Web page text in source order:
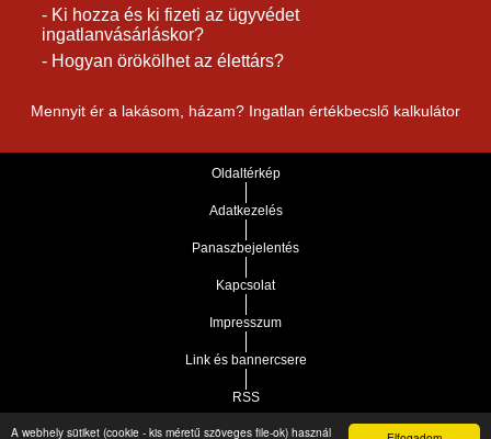
A webhely sütiket (cookie - kis méretű szöveges file-ok) használ
- Ki hozza és ki fizeti az ügyvédet
ingatlanvásárláskor?
- Hogyan örökölhet az élettárs?
Mennyit ér a lakásom, házam? Ingatlan értékbecslő kalkulátor
Oldaltérkép
Adatkezelés
Panaszbejelentés
Kapcsolat
Impresszum
Link és bannercsere
RSS